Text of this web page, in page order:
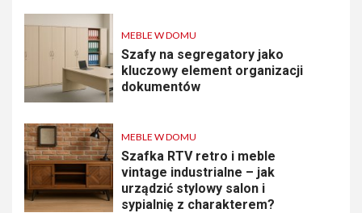
MEBLE W DOMU
Szafy na segregatory jako
kluczowy element organizacji
dokumentów
MEBLE W DOMU
Szafka RTV retro i meble
vintage industrialne – jak
urządzić stylowy salon i
sypialnię z charakterem?